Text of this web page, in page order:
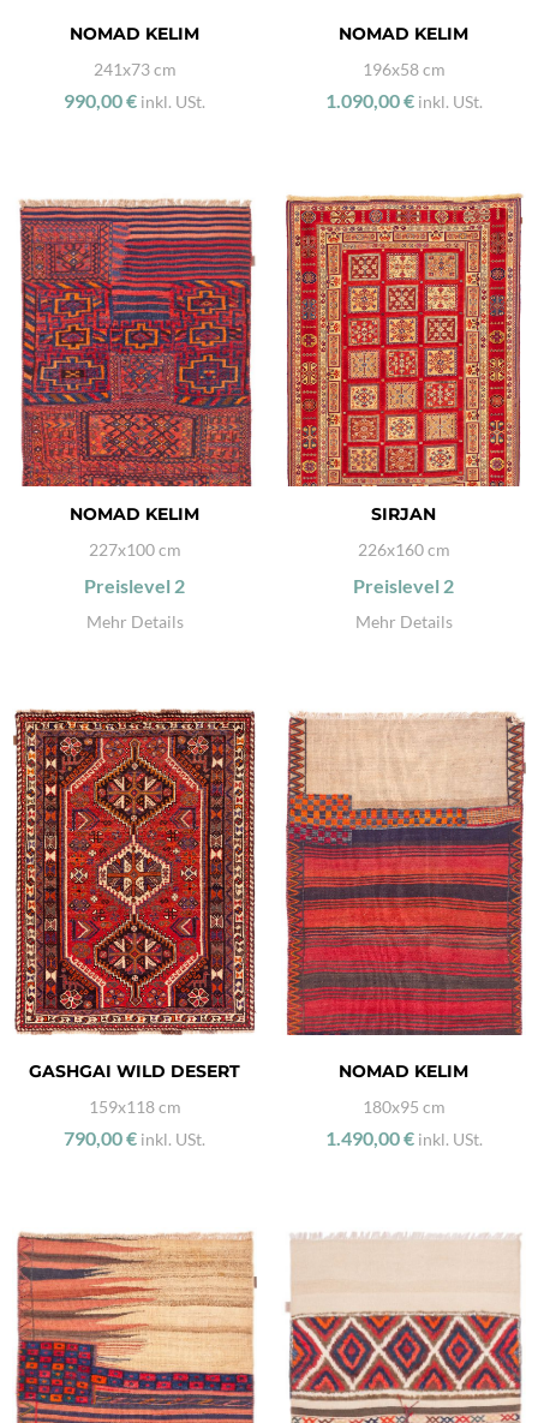
NOMAD KELIM
241x73 cm
990,00 € inkl. USt.
NOMAD KELIM
196x58 cm
1.090,00 € inkl. USt.
NOMAD KELIM
227x100 cm
Preislevel 2
Mehr Details
SIRJAN
226x160 cm
Preislevel 2
Mehr Details
GASHGAI WILD DESERT
159x118 cm
790,00 € inkl. USt.
NOMAD KELIM
180x95 cm
1.490,00 € inkl. USt.